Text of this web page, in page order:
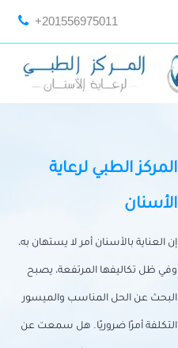
+201556975011
المركز الطبي لرعاية
الأسنان
إن العناية بالأسنان أمر لا يستهان به،
وفي ظل تكاليفها المرتفعة، يصبح
البحث عن الحل المناسب والميسور
التكلفة أمرًا ضروريًا. هل سمعت عن